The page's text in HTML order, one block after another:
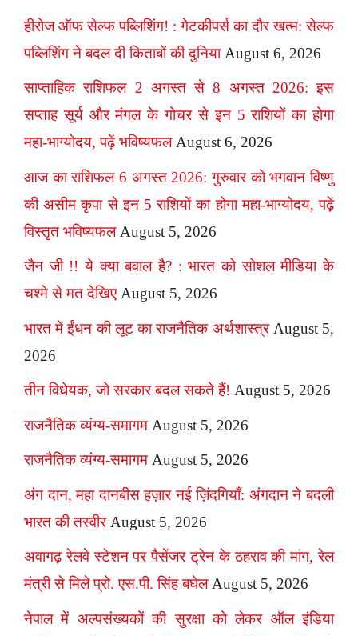
हीरोज ऑफ सेल्फ पब्लिशिंग! : गेटकीपर्स का दौर खत्म: सेल्फ
पब्लिशिंग ने बदल दी किताबों की दुनिया August 6, 2026
साप्ताहिक राशिफल 2 अगस्त से 8 अगस्त 2026: इस
सप्ताह सूर्य और मंगल के गोचर से इन 5 राशियों का होगा
महा-भाग्योदय, पढ़ें भविष्यफल August 6, 2026
आज का राशिफल 6 अगस्त 2026: गुरुवार को भगवान विष्णु
की असीम कृपा से इन 5 राशियों का होगा महा-भाग्योदय, पढ़ें
विस्तृत भविष्यफल August 5, 2026
जैन जी !! ये क्या बवाल है? : भारत को सोशल मीडिया के
चश्मे से मत देखिए August 5, 2026
भारत में ईंधन की लूट का राजनैतिक अर्थशास्त्र August 5,
2026
तीन विधेयक, जो सरकार बदल सकते हैं! August 5, 2026
राजनैतिक व्यंग्य-समागम August 5, 2026
राजनैतिक व्यंग्य-समागम August 5, 2026
अंग दान, महा दानबीस हज़ार नई ज़िंदगियाँ: अंगदान ने बदली
भारत की तस्वीर August 5, 2026
अवागढ़ रेलवे स्टेशन पर पैसेंजर ट्रेन के ठहराव की मांग, रेल
मंत्री से मिले प्रो. एस.पी. सिंह बघेल August 5, 2026
नेपाल में अल्पसंख्यकों की सुरक्षा को लेकर ऑल इंडिया